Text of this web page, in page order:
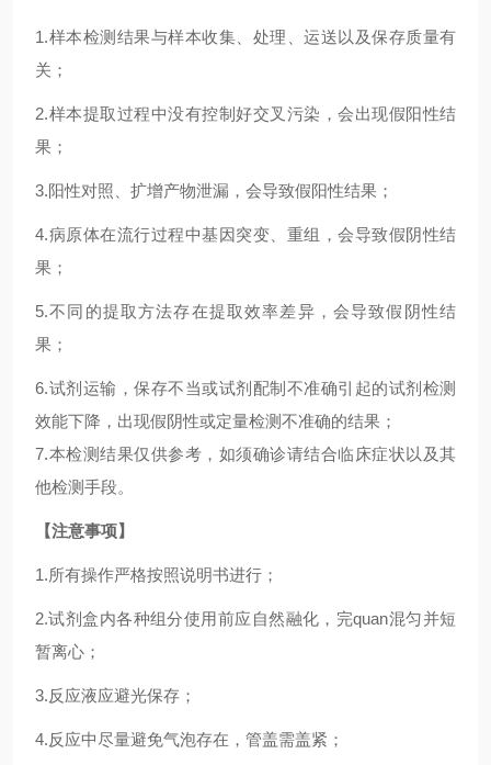
1.样本检测结果与样本收集、处理、运送以及保存质量有
关；
2.样本提取过程中没有控制好交叉污染，会出现假阳性结
果；
3.阳性对照、扩增产物泄漏，会导致假阳性结果；
4.病原体在流行过程中基因突变、重组，会导致假阴性结
果；
5.不同的提取方法存在提取效率差异，会导致假阴性结
果；
6.试剂运输，保存不当或试剂配制不准确引起的试剂检测
效能下降，出现假阴性或定量检测不准确的结果；
7.本检测结果仅供参考，如须确诊请结合临床症状以及其
他检测手段。
【注意事项】
1.所有操作严格按照说明书进行；
2.试剂盒内各种组分使用前应自然融化，完quan混匀并短
暂离心；
3.反应液应避光保存；
4.反应中尽量避免气泡存在，管盖需盖紧；